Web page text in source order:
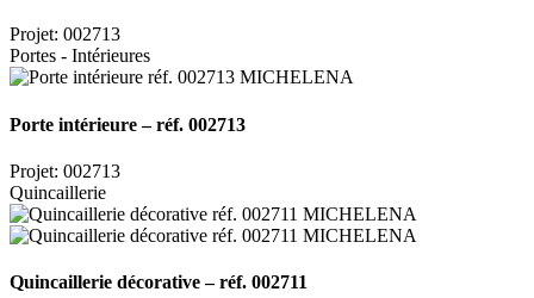
Projet: 002713
Portes - Intérieures
Porte intérieure – réf. 002713
Projet: 002713
Quincaillerie
Quincaillerie décorative – réf. 002711